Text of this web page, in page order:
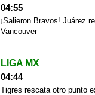
04:55
¡Salieron Bravos! Juárez
Vancouver
LIGA MX
04:44
Tigres rescata otro punto